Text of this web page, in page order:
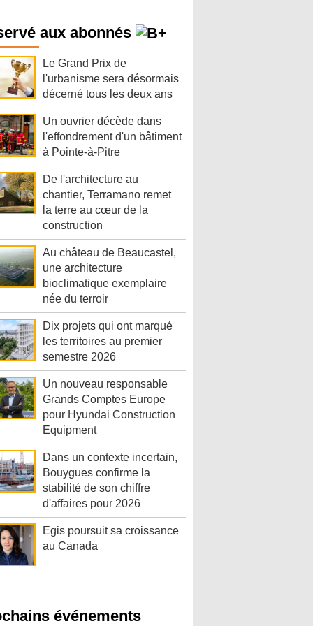
aux abonnés
Le Grand Prix de
l'urbanisme sera désormais
décerné tous les deux ans
Un ouvrier décède dans
l'effondrement d'un bâtiment
à Pointe-à-Pitre
De l'architecture au
chantier, Terramano remet
la terre au cœur de la
construction
Au château de Beaucastel,
une architecture
bioclimatique exemplaire
née du terroir
Dix projets qui ont marqué
les territoires au premier
semestre 2026
Un nouveau responsable
Grands Comptes Europe
pour Hyundai Construction
Equipment
Dans un contexte incertain,
Bouygues confirme la
stabilité de son chiffre
d'affaires pour 2026
Egis poursuit sa croissance
au Canada
événements